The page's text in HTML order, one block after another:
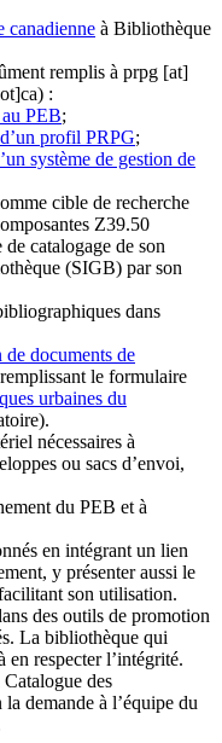
canadienne à Bibliothèque
remplis à prpg [at]
:
PEB;
profil PRPG;
système de gestion de
cible de recherche
Z39.50
catalogage de son
(SIGB) par son
dans
de documents de
le formulaire
urbaines du
nécessaires à
ou sacs d’envoi,
du PEB et à
en intégrant un lien
y présenter aussi le
son utilisation.
des outils de promotion
La bibliothèque qui
en respecter l’intégrité.
des
demande à l’équipe du